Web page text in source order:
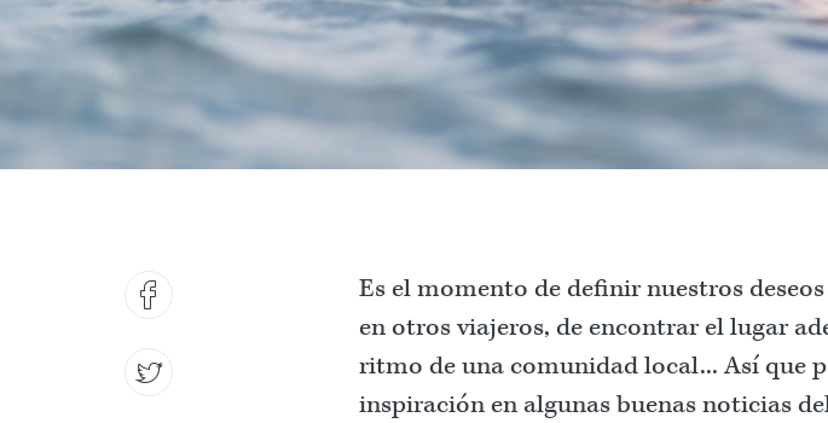
Es el momento de definir nuestros
en otros viajeros, de encontrar el lugar
ritmo de una comunidad local... Así que
inspiración en algunas buenas noticias